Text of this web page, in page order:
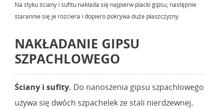
Na styku ściany i sufitu nakłada się najpierw placki gipsu, następnie
starannie się je rozciera i dopiero pokrywa duże płaszczyzny.
NAKŁADANIE GIPSU
SZPACHLOWEGO
Ściany i sufity. Do nanoszenia gipsu szpachlowego
używa się dwóch szpachelek ze stali nierdzewnej.